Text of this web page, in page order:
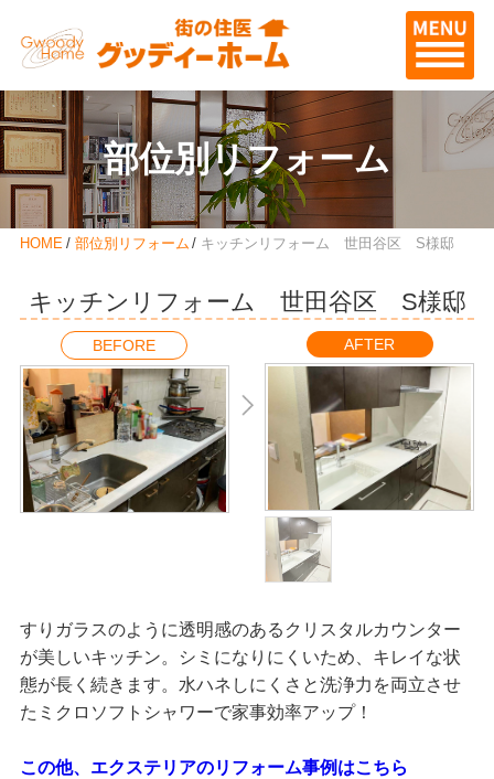
部位別リフォーム
HOME 部位別リフォーム キッチンリフォーム 世田谷区 S様邸
キッチンリフォーム 世田谷区 S様邸
BEFORE AFTER
すりガラスのように透明感のあるクリスタルカウンター
が美しいキッチン。シミになりにくいため、キレイな状
態が長く続きます。水ハネしにくさと洗浄力を両立させ
たミクロソフトシャワーで家事効率アップ！
この他、エクステリアのリフォーム事例はこちら